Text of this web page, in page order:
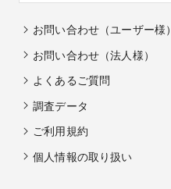
お問い合わせ（ユーザー様）
お問い合わせ（法人様）
よくあるご質問
調査データ
ご利用規約
個人情報の取り扱い